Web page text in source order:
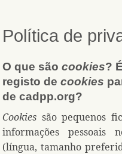
Política de
O que são cookies?
registo de cookies
de cadpp.org?
Cookies são pequenos
informações pessoais
(língua, tamanho